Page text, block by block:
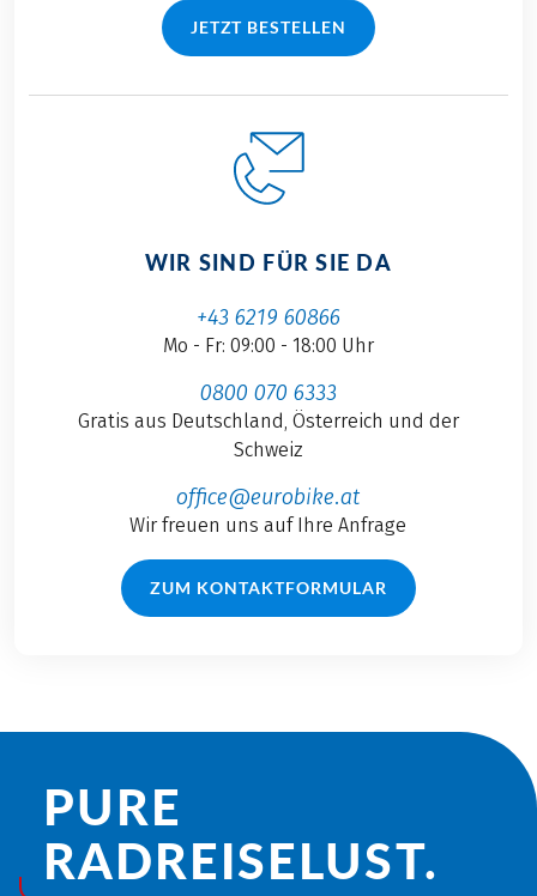
JETZT BESTELLEN
WIR SIND FÜR SIE DA
+43 6219 60866
Mo - Fr: 09:00 - 18:00 Uhr
0800 070 6333
Gratis aus Deutschland, Österreich und der
Schweiz
office@eurobike.at
Wir freuen uns auf Ihre Anfrage
ZUM KONTAKTFORMULAR
PURE
RADREISE­LUST.